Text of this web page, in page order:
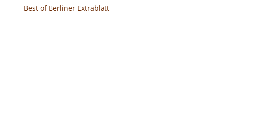
Best of Berliner Extrablatt